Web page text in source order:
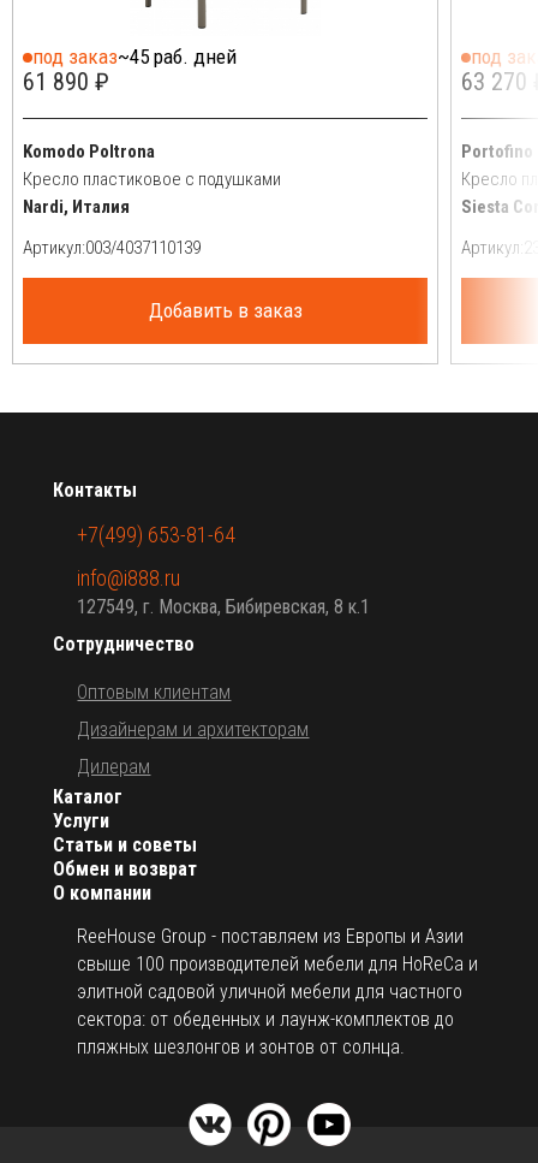
под заказ~45 раб. дней
61 890 ₽
Komodo Poltrona
Кресло пластиковое с подушками
Nardi, Италия
Артикул:
Добавить в заказ
под
63 270
Portofino
Кресло
Siesta
Артикул:
О компании
ReeHouse Group - поставляем из Европы и Азии
свыше 100 производителей мебели для HoReCa и
элитной садовой уличной мебели для частного
сектора: от обеденных и лаунж-комплектов до
пляжных шезлонгов и зонтов от солнца.
Каталог
Услуги
Статьи и советы
Обмен и возврат
Сотрудничество
Оптовым клиентам
Дизайнерам и архитекторам
Дилерам
Контакты
+7(499) 653-81-64
info@i888.ru
127549, г. Москва, Бибиревская, 8 к.1